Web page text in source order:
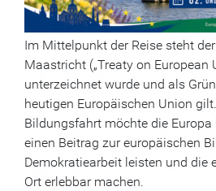
Im Mittelpunkt der Reise steht
Maastricht („Treaty on European
unterzeichnet wurde und als
heutigen Europäischen Union
Bildungsfahrt möchte die Europa
einen Beitrag zur europäischen
Demokratiearbeit leisten und die
Ort erlebbar machen.